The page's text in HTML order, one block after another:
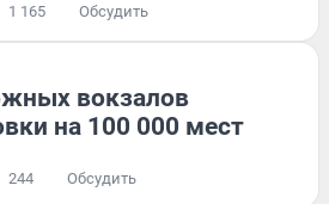
1 165 Обсудить
вокзалов
на 100 000 мест
244 Обсудить